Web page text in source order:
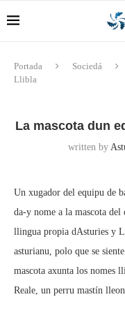
Portada Sociedá
Llibla
La mascota dun
written by
Un xugador del equipu de
da-y nome a la mascota
llingua propia dAsturies y
asturianu, polo que se
mascota axunta los nomes
Reale, un perru mastín